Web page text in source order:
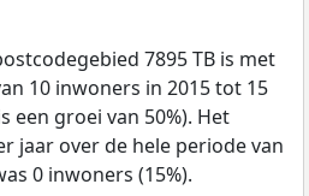
7895 TB is met
10 inwoners in 2015 tot 15
een groei van 50%). Het
jaar over de hele periode van
0 inwoners (15%).